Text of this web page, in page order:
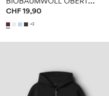
CHF 19,90
+3